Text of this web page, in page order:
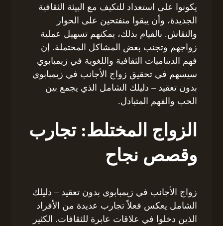
يكونوا على استعداد للتكيف مع البيئة الثقافية
الجديدة، وأن يبقوا منفتحين على الحوار
والنقاش. بالقيام بذلك، يمكنهم تسهيل عملية
زواجهم وتجنب بعض المشاكل المحتملة. إن
فهم الديناميات الثقافية واللغوية في زيمبابوي
سيسهم في تحقيق زواج الأجانب في زيمبابوي
بدون تعقيد – دليلك الشامل الذي يجمع بين
الحب والفهم المتبادل.
الزواج المختلط: تجارب
وقصص نجاح
زواج الأجانب في زيمبابوي بدون تعقيد – دليلك
الشامل يعكس فعلاً تجارب عديدة من الأفراد
الذين دخلوا في علاقات عابرة للثقافات. الكثير